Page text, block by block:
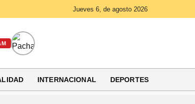
Jueves 6, de agosto 2026
INTERNACIONAL DEPORTES